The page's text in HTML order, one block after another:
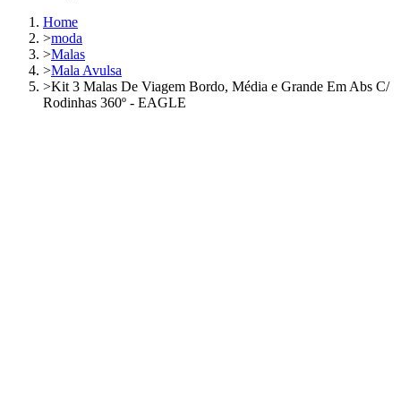
Home
>moda
>Malas
>Mala Avulsa
>Kit 3 Malas De Viagem Bordo, Média e Grande Em Abs C/
Rodinhas 360º - EAGLE